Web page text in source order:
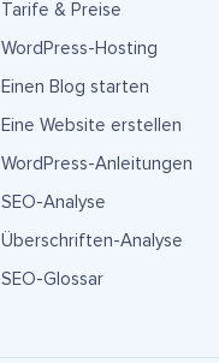
Tarife & Preise
WordPress-Hosting
Einen Blog starten
Eine Website erstellen
WordPress-Anleitungen
SEO-Analyse
Überschriften-Analyse
SEO-Glossar